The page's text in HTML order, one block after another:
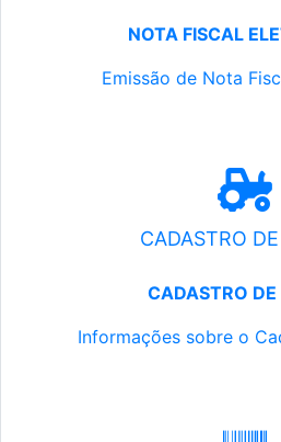
NOTA FISCAL
Emissão de Nota
CADASTRO
CADASTRO DE
Informações sobre o